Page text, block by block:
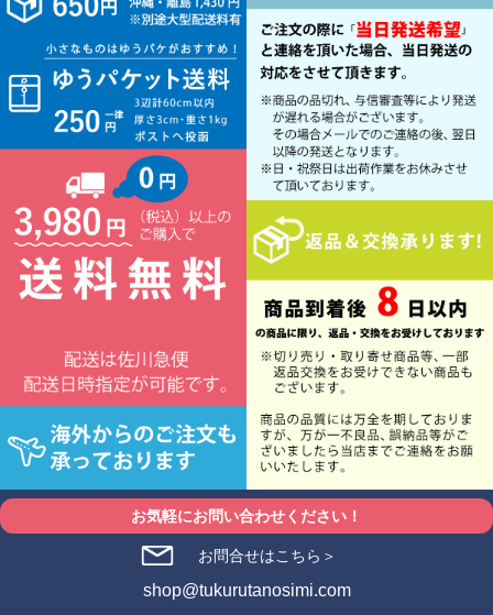
お気軽にお問い合わせください！
お問合せはこちら＞
shop@tukurutanosimi.com